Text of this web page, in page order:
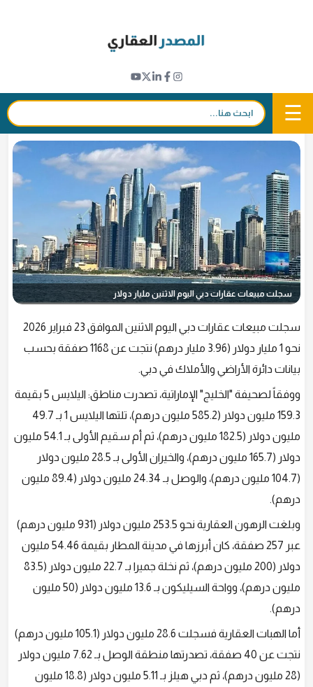
☰ بحث:
مليار دولار مبيعات عقارات دبي اليوم الاثنين
f
𝕏
in
فريق التحرير
سجلت مبيعات عقارات دبي اليوم الاثنين مليار دولار
سجلت مبيعات عقارات دبي اليوم الاثنين الموافق 23 فبراير 2026
نحو 1 مليار دولار (3.96 مليار درهم) نتجت عن 1168 صفقة بحسب
بيانات دائرة الأراضي والأملاك في دبي.
ووفقاً لصحيفة "الخليج" الإماراتية، تصدرت مناطق: اليلايس 5 بقيمة
159.3 مليون دولار (585.2 مليون درهم)، تلتها اليلايس 1 بـ 49.7
مليون دولار (182.5 مليون درهم)، ثم أم سقيم الأولى بـ 54.1 مليون
دولار (165.7 مليون درهم)، والخيران الأولى بـ 28.5 مليون دولار
(104.7 مليون درهم)، والوصل بـ 24.34 مليون دولار (89.4 مليون
درهم).
وبلغت الرهون العقارية نحو 253.5 مليون دولار (931 مليون درهم)
عبر 257 صفقة، كان أبرزها في مدينة المطار بقيمة 54.46 مليون
دولار (200 مليون درهم)، ثم نخلة جميرا بـ 22.7 مليون دولار (83.5
مليون درهم)، وواحة السيليكون بـ 13.6 مليون دولار (50 مليون
درهم).
أما الهبات العقارية فسجلت 28.6 مليون دولار (105.1 مليون درهم)
نتجت عن 40 صفقة، تصدرتها منطقة الوصل بـ 7.62 مليون دولار
(28 مليون درهم)، ثم دبي هيلز بـ 5.11 مليون دولار (18.8 مليون